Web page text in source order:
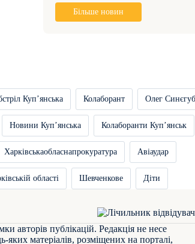
Більше новин
Купʼянська Колаборант Олег
Новини Купʼянська Колаборанти Купʼянськ
Харківськаобласнапрокуратура Авіаудар
області Шевченкове Діти
авторів публікацій. Редакція не несе
матеріалів, розміщених на порталі,